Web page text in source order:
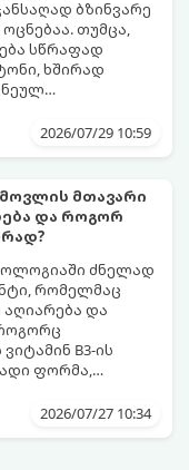
სულ
ბზინვარე
თუმცა,
სწრაფად
ხშირად
- პიგმენტი,
მიიღოთ
რუჯი
გარეშე.
2026/07/29 10:59
მოვლის მთავარი
და როგორ
ძნელად
რომელმაც
და
B3-ის
ფორმა,
რგოლია“.
შეუცვლელი
2026/07/27 10:34